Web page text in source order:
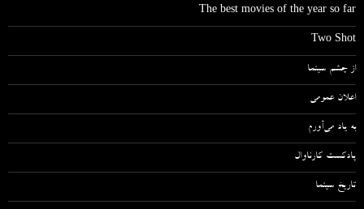
The best movies of the year so far
Two Shot
از چشم سینما
اعلان عمومی
به یاد می‌آورم
پادکست کارناوال
تاریخ سینما